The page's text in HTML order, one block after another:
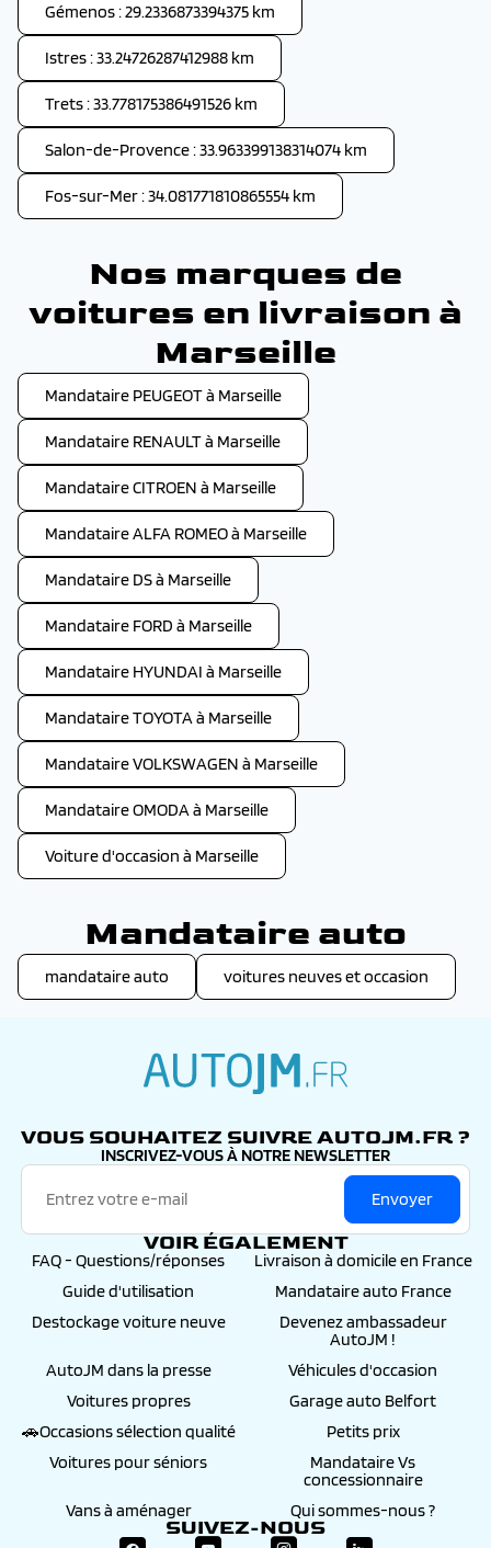
Gémenos : 29.2336873394375 km
Istres : 33.24726287412988 km
Trets : 33.778175386491526 km
Salon-de-Provence : 33.963399138314074 km
Fos-sur-Mer : 34.081771810865554 km
Nos marques de
voitures en livraison à
Marseille
Mandataire PEUGEOT à Marseille
Mandataire RENAULT à Marseille
Mandataire CITROEN à Marseille
Mandataire ALFA ROMEO à Marseille
Mandataire DS à Marseille
Mandataire FORD à Marseille
Mandataire HYUNDAI à Marseille
Mandataire TOYOTA à Marseille
Mandataire VOLKSWAGEN à Marseille
Mandataire OMODA à Marseille
Voiture d'occasion à Marseille
Mandataire auto
mandataire auto voitures neuves et occasion
VOUS SOUHAITEZ SUIVRE AUTOJM.FR ?
INSCRIVEZ-VOUS À NOTRE NEWSLETTER
Envoyer
VOIR ÉGALEMENT
FAQ - Questions/réponses
Livraison à domicile en France
Guide d'utilisation
Mandataire auto France
Destockage voiture neuve
Devenez ambassadeur
AutoJM !
AutoJM dans la presse
Véhicules d'occasion
Voitures propres
Garage auto Belfort
🚗Occasions sélection qualité
Petits prix
Voitures pour séniors
Mandataire Vs
concessionnaire
Vans à aménager
Qui sommes-nous ?
SUIVEZ-NOUS